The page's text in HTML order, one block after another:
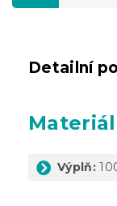
Detailní
Materiál
Výplň: